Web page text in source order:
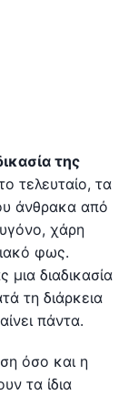
της
τελευταίο, τα
άνθρακα από
χάρη
φως.
διαδικασία
τη διάρκεια
πάντα.
όσο και η
τα ίδια